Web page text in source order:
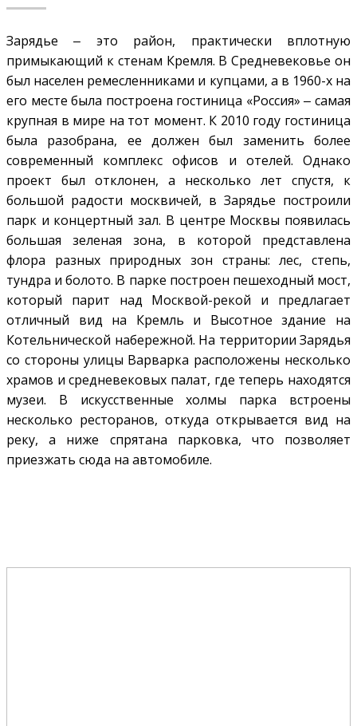
Зарядье ‒ это район, практически вплотную
примыкающий к стенам Кремля. В Средневековье он
был населен ремесленниками и купцами, а в 1960-х на
его месте была построена гостиница «Россия» ‒ самая
крупная в мире на тот момент. К 2010 году гостиница
была разобрана, ее должен был заменить более
современный комплекс офисов и отелей. Однако
проект был отклонен, а несколько лет спустя, к
большой радости москвичей, в Зарядье построили
парк и концертный зал. В центре Москвы появилась
большая зеленая зона, в которой представлена
флора разных природных зон страны: лес, степь,
тундра и болото. В парке построен пешеходный мост,
который парит над Москвой-рекой и предлагает
отличный вид на Кремль и Высотное здание на
Котельнической набережной. На территории Зарядья
со стороны улицы Варварка расположены несколько
храмов и средневековых палат, где теперь находятся
музеи. В искусственные холмы парка встроены
несколько ресторанов, откуда открывается вид на
реку, а ниже спрятана парковка, что позволяет
приезжать сюда на автомобиле.